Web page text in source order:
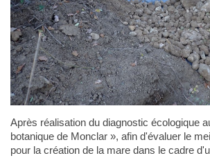
Après réalisation du diagnostic écologique
botanique de Monclar », afin d'évaluer le
pour la création de la mare dans le cadre